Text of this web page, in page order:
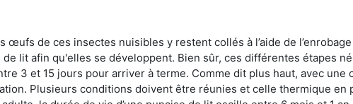
œufs de ces insectes nuisibles y restent collés à l’aide de
lit afin qu'elles se développent. Bien sûr, ces différentes étapes
3 et 15 jours pour arriver à terme. Comme dit plus haut, avec
Plusieurs conditions doivent être réunies et celle thermique